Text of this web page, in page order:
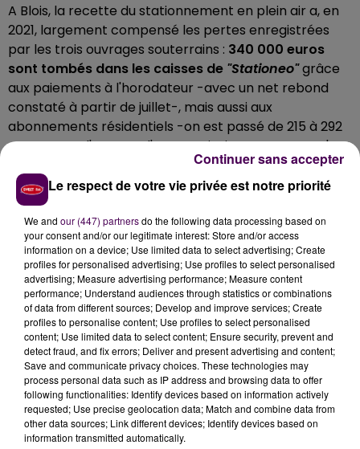
A Blois, la recette du stationnement en plein air a, en
2021, largement compensé les pertes enregistrées
par les trois ouvrages souterrains : 340 000 euros
sont tombés dans les caisses de "Stationeo"grâce
aux paiements à l'horodateur -avec un net rebond
constaté à partir de juillet-, mais aussi aux
abonnements résidentiels -on est passé de 215 à 292
contrats en l'espace d'un an-, ainsi notamment qu'aux
"forfaits post stationnement"émis durant
l'année pour cause d'absence de ticket ou de
dépassement du temps autorisé -des amendes en
forte régression par rapport à l'année de référence
"normale"en termes de contrôles qu'a été 2019-.
PLUS DIFFICILE DANS LES PARKINGS
SOUTERRAINS
Côté souterrains, bien qu'ils aient été en progression
de 36% comparé à l'année précédente, les taux
d'occupation relevés sur 2021 sont restés peu élevés :
moins de 50% des places utilisées en semaine dans les
parkings"Château"et"Halle aux Grains", moins de
70% pour"Valin". S'agissant du samedi, on descend
Le respect de votre vie privée est notre priorité
We and our (447) partnersdo the following data processing based on
your consent and/or our legitimate interest: Store and/or access
information on a device; Use limited data to select advertising; Create
profiles for personalised advertising; Use profiles to select personalised
advertising; Measure advertising performance; Measure content
performance; Understand audiences through statistics or combinations
of data from different sources; Develop and improve services; Create
profiles to personalise content; Use profiles to select personalised
content; Use limited data to select content; Ensure security, prevent and
detect fraud, and fix errors; Deliver and present advertising and content;
Save and communicate privacy choices. These technologies may
process personal data such as IP address and browsing data to offer
following functionalities: Identify devices based on information actively
requested; Use precise geolocation data; Match and combine data from
other data sources; Link different devices; Identify devices based on
information transmitted automatically.
Continuer sans accepter